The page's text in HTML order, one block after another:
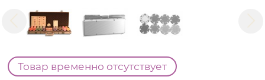
Товар временно отсутствует